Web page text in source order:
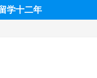
学十二年